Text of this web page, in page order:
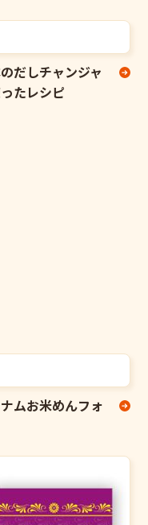
だしチャンジャ
たレシピ
ムお米めんフォ